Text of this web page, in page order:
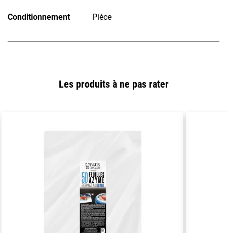
Conditionnement Pièce
Les produits à ne pas rater